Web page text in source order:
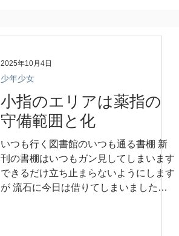
2025年10月4日
少年少女
小指のエリアは薬指の
守備範囲と化
いつも行く図書館のいつも通る書棚 新
刊の書棚はいつもガン見してしまいます
できるだけ立ち止まらないようにします
が 流石に今日は借りてしまいました